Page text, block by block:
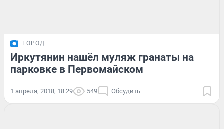
ГОРОД
Иркутянин нашёл муляж гранаты на
парковке в Первомайском
1 апреля, 2018, 18:29 549 Обсудить